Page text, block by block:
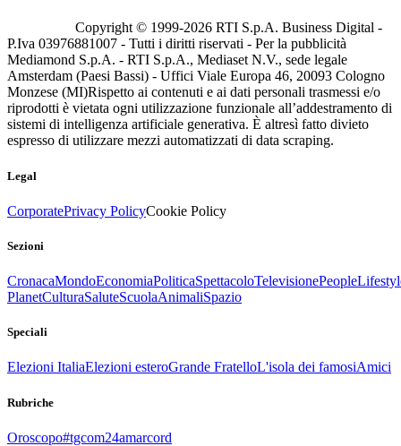
Copyright © 1999-2026 RTI S.p.A. Business Digital -
P.Iva 03976881007 - Tutti i diritti riservati - Per la pubblicità
Mediamond S.p.A. - RTI S.p.A., Mediaset N.V., sede legale
Amsterdam (Paesi Bassi) - Uffici Viale Europa 46, 20093 Cologno
Monzese (MI)Rispetto ai contenuti e ai dati personali trasmessi e/o
riprodotti è vietata ogni utilizzazione funzionale all’addestramento di
sistemi di intelligenza artificiale generativa. È altresì fatto divieto
espresso di utilizzare mezzi automatizzati di data scraping.
Legal
CorporatePrivacy PolicyCookie Policy
Sezioni
CronacaMondoEconomiaPoliticaSpettacoloTelevisionePeople
PlanetCulturaSaluteScuolaAnimaliSpazio
Speciali
Elezioni ItaliaElezioni esteroGrande FratelloL'isola dei famosiAmici
Rubriche
Oroscopo#tgcom24amarcord